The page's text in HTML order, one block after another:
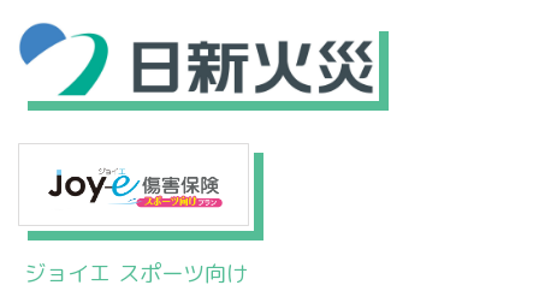
ジョイエ スポーツ向け